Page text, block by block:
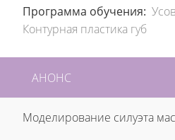
Программа обучения:
Контурная пластика губ
АНОНС
Моделирование силуэта